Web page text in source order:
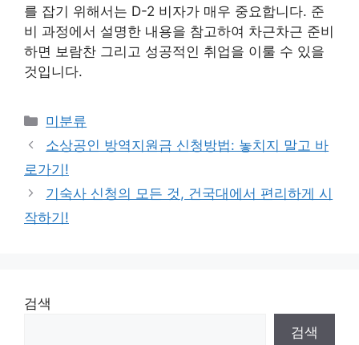
를 잡기 위해서는 D-2 비자가 매우 중요합니다. 준
비 과정에서 설명한 내용을 참고하여 차근차근 준비
하면 보람찬 그리고 성공적인 취업을 이룰 수 있을
것입니다.
Categories
미분류
소상공인 방역지원금 신청방법: 놓치지 말고 바
로가기!
기숙사 신청의 모든 것, 건국대에서 편리하게 시
작하기!
검색
검색